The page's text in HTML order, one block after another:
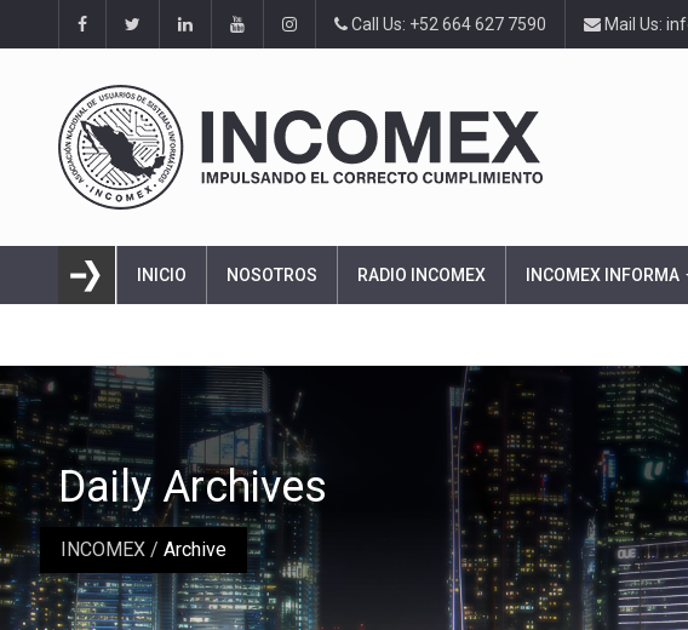
Call Us: +52 664 627 7590 Mail Us:
INICIO NOSOTROS RADIO INCOMEX INCOMEX INFORMA
INCOMEX / Archive
Daily Archives